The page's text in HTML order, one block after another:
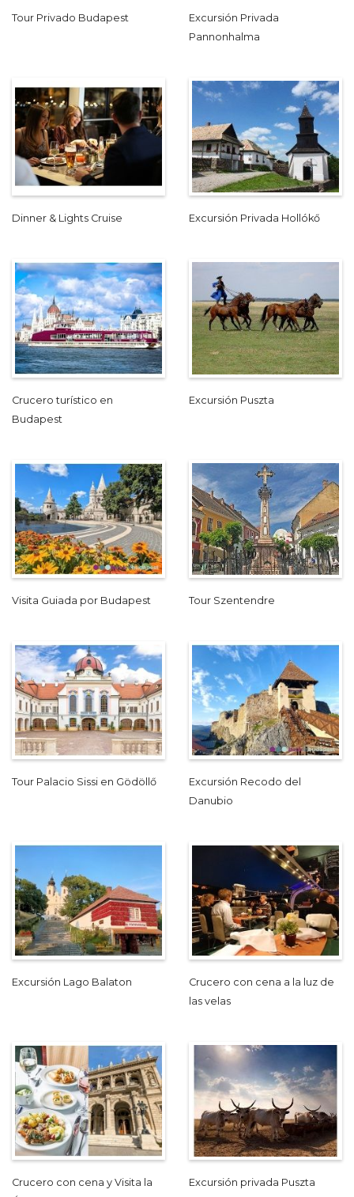
Tour Privado Budapest
Excursión Privada
Pannonhalma
Dinner & Lights Cruise Excursión Privada Hollókő
Crucero turístico en
Budapest
Excursión Puszta
Visita Guiada por Budapest Tour Szentendre
Tour Palacio Sissi en Gödöllő
Excursión Recodo del
Danubio
Excursión Lago Balaton
Crucero con cena a la luz de
las velas
Crucero con cena y Visita la
Excursión privada Puszta